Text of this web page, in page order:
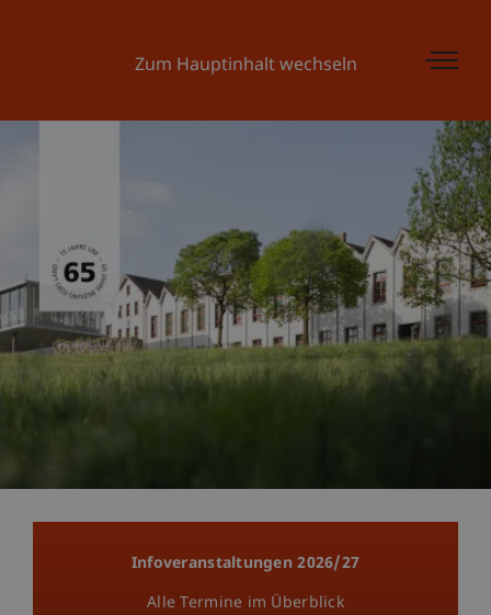
Zum Hauptinhalt wechseln
Universität Liechtenstein
Infoveranstaltungen 2026/27
Alle Termine im Überblick